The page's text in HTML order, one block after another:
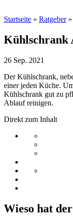
Startseite » Ratgeber»
Kühlschrank
26 Sep. 2021
Der Kühlschrank,
einer jeden Küche.
Kühlschrank gut zu
Ablauf reinigen.
Direkt zum Inhalt
Wieso hat